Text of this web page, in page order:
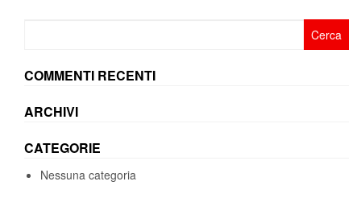
COMMENTI RECENTI
ARCHIVI
CATEGORIE
Nessuna categoria